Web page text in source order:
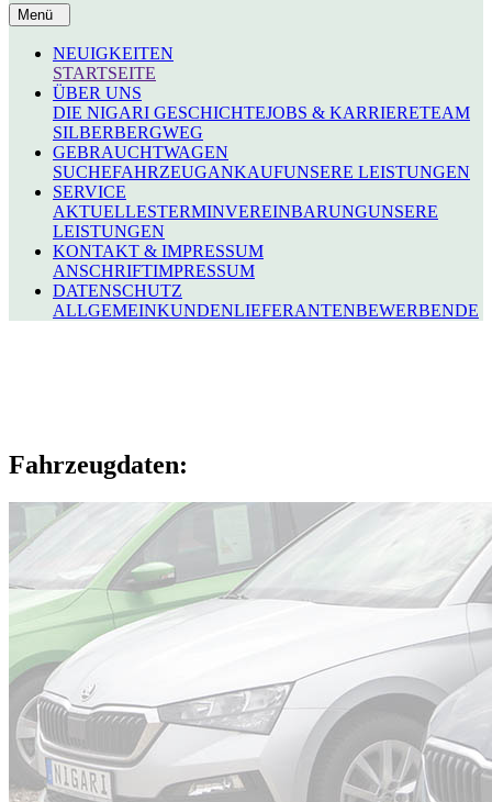
Menü
NEUIGKEITEN
STARTSEITE
ÜBER UNS
DIE NIGARI GESCHICHTEJOBS & KARRIERETEAM
SILBERBERGWEG
GEBRAUCHTWAGEN
SUCHEFAHRZEUGANKAUFUNSERE LEISTUNGEN
SERVICE
AKTUELLESTERMINVEREINBARUNGUNSERE
LEISTUNGEN
KONTAKT & IMPRESSUM
ANSCHRIFTIMPRESSUM
DATENSCHUTZ
ALLGEMEINKUNDENLIEFERANTENBEWERBENDE
Fahrzeugdaten: